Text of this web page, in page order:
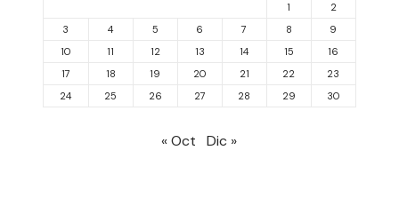
1
2
3
4 5 6 7 8
9
10
11 12 13 14 15
16
17
18 19 20 21 22
23
24
25 26 27 28 29 30
« Oct Dic »